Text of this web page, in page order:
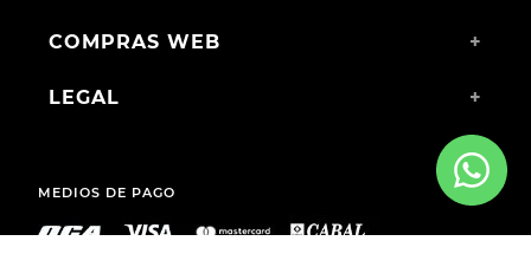
COMPRAS WEB +
LEGAL +
MEDIOS DE PAGO